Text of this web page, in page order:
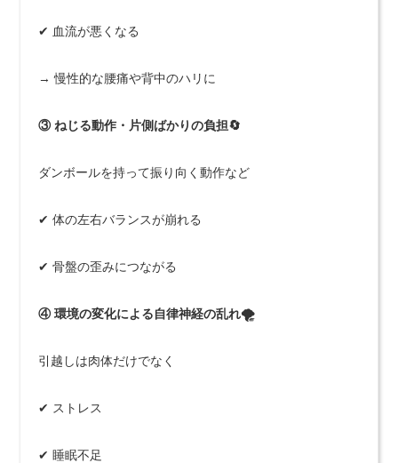
✔ 血流が悪くなる
→ 慢性的な腰痛や背中のハリに
③ ねじる動作・片側ばかりの負担🔄
ダンボールを持って振り向く動作など
✔ 体の左右バランスが崩れる
✔ 骨盤の歪みにつながる
④ 環境の変化による自律神経の乱れ🌪️
引越しは肉体だけでなく
✔ ストレス
✔ 睡眠不足